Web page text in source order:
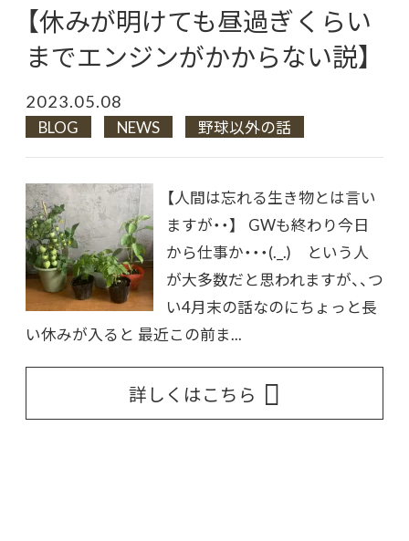
【休みが明けても昼過ぎくらい
までエンジンがかからない説】
2023.05.08
BLOG NEWS 野球以外の話
【人間は忘れる生き物とは言い
ますが・・】 GWも終わり今日
から仕事か・・・(._.) という人
が大多数だと思われますが、、つ
い4月末の話なのにちょっと長
い休みが入ると 最近この前ま...
詳しくはこちら